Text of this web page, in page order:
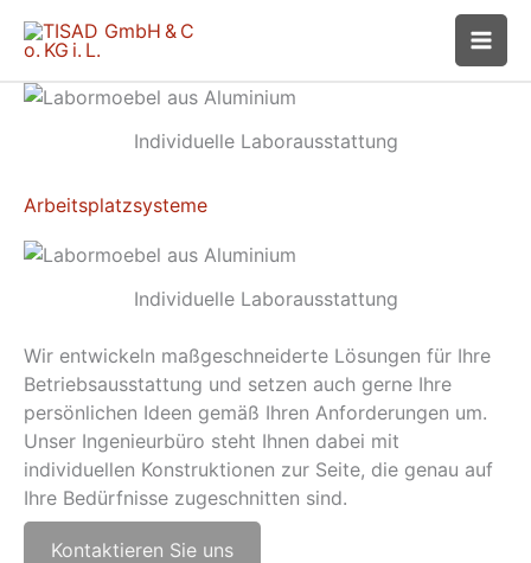
Inhalt
Individuelle Laborausstattung
Arbeitsplatzsysteme
Individuelle Laborausstattung
Wir entwickeln maßgeschneiderte Lösungen für Ihre
Betriebsausstattung und setzen auch gerne Ihre
persönlichen Ideen gemäß Ihren Anforderungen um.
Unser Ingenieurbüro steht Ihnen dabei mit
individuellen Konstruktionen zur Seite, die genau auf
Ihre Bedürfnisse zugeschnitten sind.
Kontaktieren Sie uns